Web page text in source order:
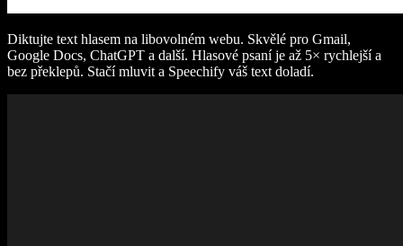
Diktujte text hlasem na libovolném webu. Skvělé pro Gmail,
Google Docs, ChatGPT a další. Hlasové psaní je až 5× rychlejší a
bez překlepů. Stačí mluvit a Speechify váš text doladí.